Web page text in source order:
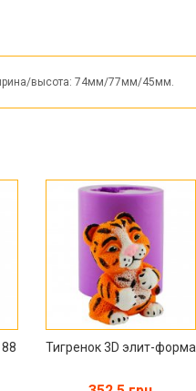
высота: 74мм/77мм/45мм.
Тигренок 3D элит-форма